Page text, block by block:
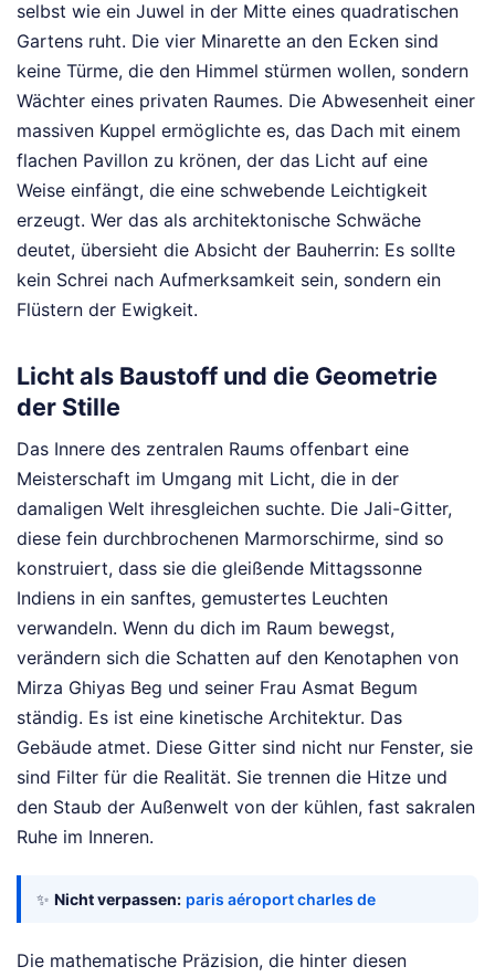
selbst wie ein Juwel in der Mitte eines quadratischen
Gartens ruht. Die vier Minarette an den Ecken sind
keine Türme, die den Himmel stürmen wollen, sondern
Wächter eines privaten Raumes. Die Abwesenheit einer
massiven Kuppel ermöglichte es, das Dach mit einem
flachen Pavillon zu krönen, der das Licht auf eine
Weise einfängt, die eine schwebende Leichtigkeit
erzeugt. Wer das als architektonische Schwäche
deutet, übersieht die Absicht der Bauherrin: Es sollte
kein Schrei nach Aufmerksamkeit sein, sondern ein
Flüstern der Ewigkeit.
Licht als Baustoff und die Geometrie
der Stille
Das Innere des zentralen Raums offenbart eine
Meisterschaft im Umgang mit Licht, die in der
damaligen Welt ihresgleichen suchte. Die Jali-Gitter,
diese fein durchbrochenen Marmorschirme, sind so
konstruiert, dass sie die gleißende Mittagssonne
Indiens in ein sanftes, gemustertes Leuchten
verwandeln. Wenn du dich im Raum bewegst,
verändern sich die Schatten auf den Kenotaphen von
Mirza Ghiyas Beg und seiner Frau Asmat Begum
ständig. Es ist eine kinetische Architektur. Das
Gebäude atmet. Diese Gitter sind nicht nur Fenster, sie
sind Filter für die Realität. Sie trennen die Hitze und
den Staub der Außenwelt von der kühlen, fast sakralen
Ruhe im Inneren.
✨ Nicht verpassen: paris aéroport charles de
Die mathematische Präzision, die hinter diesen